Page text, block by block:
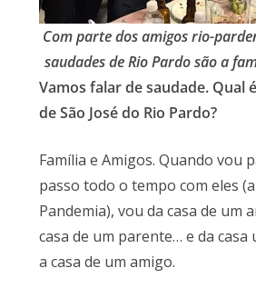
Com parte dos amigos rio-
saudades de Rio Pardo são a
Vamos falar de saudade. Qual
de São José do Rio Pardo?
Família e Amigos. Quando vou
passo todo o tempo com eles
Pandemia), vou da casa de um
casa de um parente… e da
a casa de um amigo.